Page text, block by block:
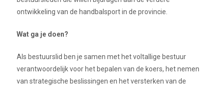
ontwikkeling van de handbalsport in de provincie.
Wat ga je doen?
Als bestuurslid ben je samen met het voltallige bestuur
verantwoordelijk voor het bepalen van de koers, het nemen
van strategische beslissingen en het versterken van de